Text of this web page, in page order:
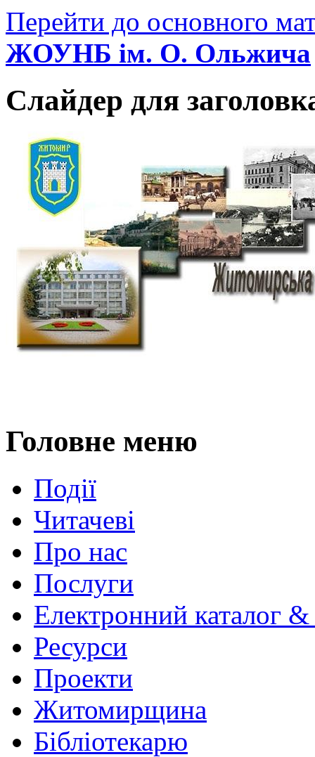
Перейти до основного
ЖОУНБ ім. О. Ольжича
Слайдер для
Головне меню
Події
Читачеві
Про нас
Послуги
Електронний каталог
Ресурси
Проекти
Житомирщина
Бібліотекарю